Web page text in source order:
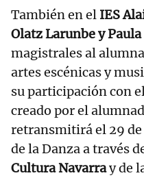
También en el IES
Olatz Larunbe y
magistrales al
artes escénicas y
su participación con
creado por el
retransmitirá el 29
de la Danza a través
Cultura Navarray de